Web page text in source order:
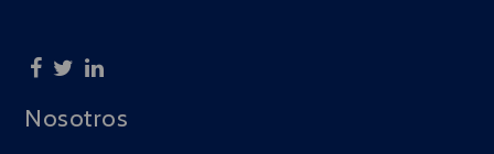
Nosotros